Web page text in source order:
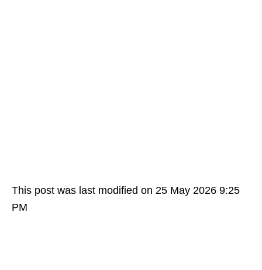
This post was last modified on 25 May 2026 9:25
PM